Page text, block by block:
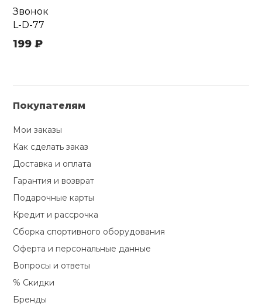
Звонок
L-D-77
199 ₽
Покупателям
Мои заказы
Как сделать заказ
Доставка и оплата
Гарантия и возврат
Подарочные карты
Кредит и рассрочка
Сборка спортивного оборудования
Оферта и персональные данные
Вопросы и ответы
% Скидки
Бренды